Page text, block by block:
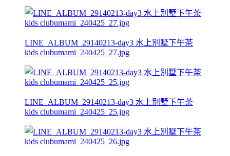
LINE_ALBUM_29140213-day3 水上別墅下午茶
kids clubumami_240425_27.jpg
LINE_ALBUM_29140213-day3 水上別墅下午茶
kids clubumami_240425_25.jpg